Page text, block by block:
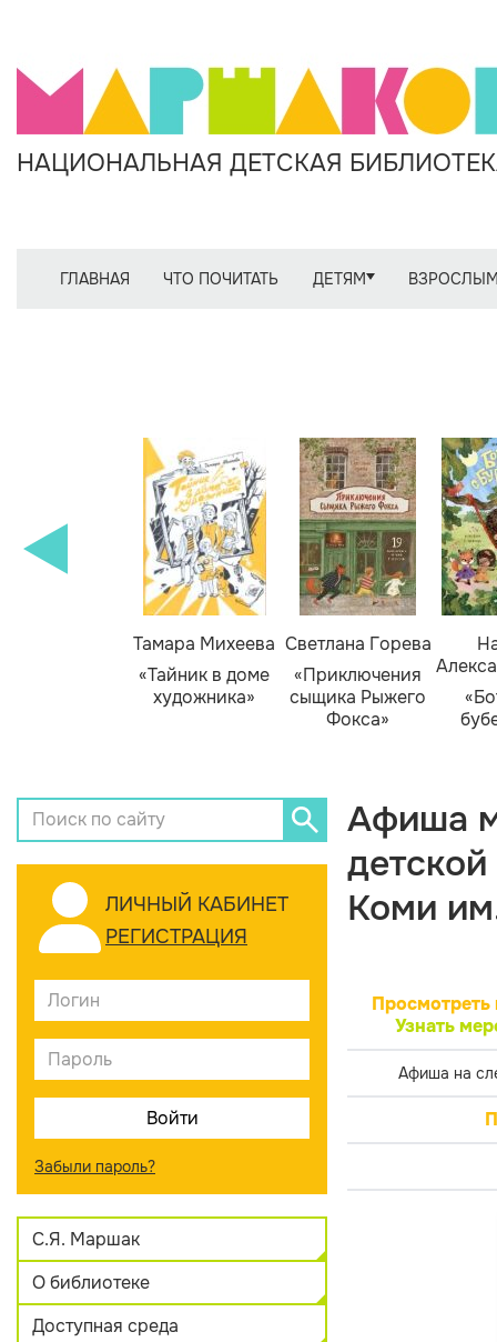
НАЦИОНАЛЬНАЯ ДЕТСКАЯ
ГЛАВНАЯ ЧТО ПОЧИТАТЬ ДЕТЯМ
Тамара Михеева
«Тайник в доме
художника»
Светлана Горева
«Приключения
сыщика Рыжего
Фокса»
ЛИЧНЫЙ КАБИНЕТ
РЕГИСТРАЦИЯ
Забыли пароль?
С.Я. Маршак
О библиотеке
Доступная среда
Афиша
Коми
Просмотреть
Узнать
Афиша на